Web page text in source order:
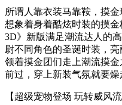
所谓人靠衣装马靠鞍，摸
想象着身着酷炫时装的摸
3D》新版满足潮流达人的
尉不同角色的圣诞时装，
领着摸金团们走上潮流摸
前过，穿上新装气氛就要燥
【超级宠物登场 玩转威风流